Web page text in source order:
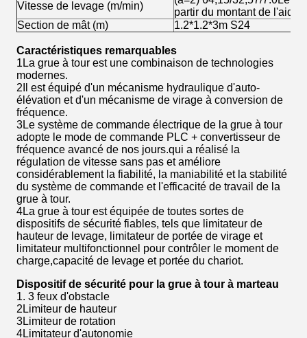
Vitesse de levage (m/min)
partir du montant de
Section de mât (m)
1.2*1.2*3m S24
Caractéristiques remarquables
1La grue à tour est une combinaison de technologies
modernes.
2Il est équipé d'un mécanisme hydraulique d'auto-
élévation et d'un mécanisme de virage à conversion de
fréquence.
3Le système de commande électrique de la grue à tour
adopte le mode de commande PLC + convertisseur de
fréquence avancé de nos jours.qui a réalisé la
régulation de vitesse sans pas et améliore
considérablement la fiabilité, la maniabilité et la stabilité
du système de commande et l'efficacité de travail de la
grue à tour.
4La grue à tour est équipée de toutes sortes de
dispositifs de sécurité fiables, tels que limitateur de
hauteur de levage, limitateur de portée de virage et
limitateur multifonctionnel pour contrôler le moment de
charge,capacité de levage et portée du chariot.
Dispositif de sécurité pour la grue à tour à marteau
1. 3 feux d'obstacle
2Limiteur de hauteur
3Limiteur de rotation
4Limitateur d'autonomie